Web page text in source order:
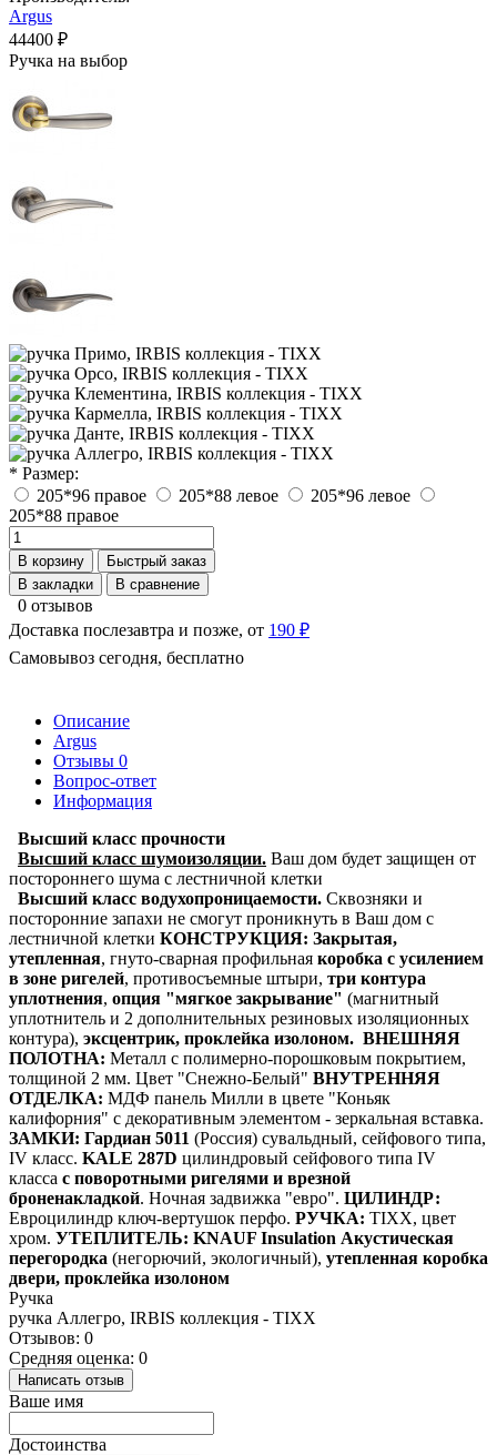
Argus
44400 ₽
Ручка на выбор
* Размер:
205*96 правое
205*88 левое
205*96 левое
205*88 правое
В корзину
Быстрый заказ
В закладки
В сравнение
0 отзывов
Доставка послезавтра и позже, от 190 ₽
Самовывоз сегодня, бесплатно
Описание
Argus
Отзывы 0
Вопрос-ответ
Информация
Высший класс прочности
Высший класс шумоизоляции. Ваш дом будет защищен от
постороннего шума с лестничной клетки
Высший класс водухопроницаемости. Сквозняки и
посторонние запахи не смогут проникнуть в Ваш дом с
лестничной клетки КОНСТРУКЦИЯ: Закрытая,
утепленная, гнуто-сварная профильная коробка с усилением
в зоне ригелей, противосъемные штыри, три контура
уплотнения, опция "мягкое закрывание" (магнитный
уплотнитель и 2 дополнительных резиновых изоляционных
контура), эксцентрик, проклейка изолоном. ВНЕШНЯЯ
ПОЛОТНА: Металл с полимерно-порошковым покрытием,
толщиной 2 мм. Цвет "Снежно-Белый" ВНУТРЕННЯЯ
ОТДЕЛКА: МДФ панель Милли в цвете "Коньяк
калифорния" с декоративным элементом - зеркальная вставка.
ЗАМКИ: Гардиан 5011 (Россия) сувальдный, сейфового типа,
IV класс. KALE 287D цилиндровый сейфового типа IV
класса с поворотными ригелями и врезной
броненакладкой. Ночная задвижка "евро". ЦИЛИНДР:
Евроцилиндр ключ-вертушок перфо. РУЧКА: TIXX, цвет
хром. УТЕПЛИТЕЛЬ: KNAUF Insulation Акустическая
перегородка (негорючий, экологичный), утепленная коробка
двери, проклейка изолоном
Ручка
ручка Аллегро, IRBIS коллекция - TIXX
Отзывов: 0
Средняя оценка: 0
Написать отзыв
Ваше имя
Достоинства